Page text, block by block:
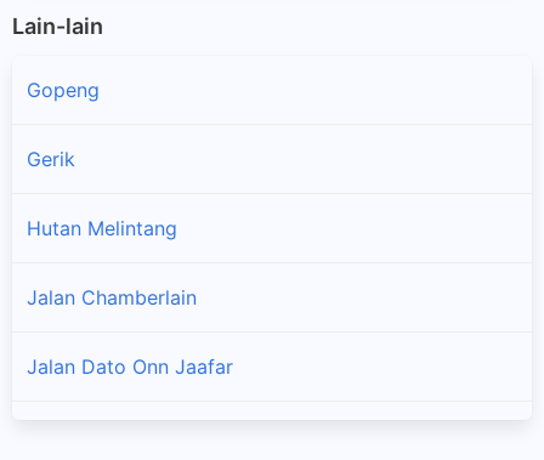
Lain-lain
Gopeng
Gerik
Hutan Melintang
Jalan Chamberlain
Jalan Dato Onn Jaafar